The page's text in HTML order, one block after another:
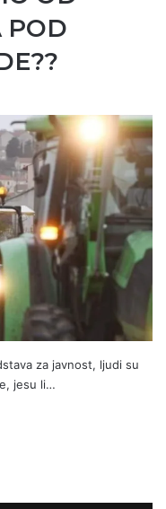
POD
za javnost, ljudi su
jesu li…